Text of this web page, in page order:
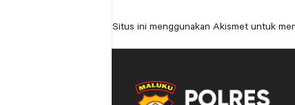
Situs ini menggunakan Akismet untuk